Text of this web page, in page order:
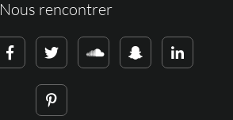
Nous rencontrer